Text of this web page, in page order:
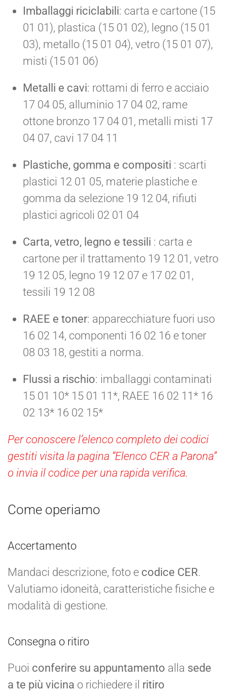
Imballaggi riciclabili: carta e cartone (15
01 01), plastica (15 01 02), legno (15 01
03), metallo (15 01 04), vetro (15 01 07),
misti (15 01 06)
Metalli e cavi: rottami di ferro e acciaio
17 04 05, alluminio 17 04 02, rame
ottone bronzo 17 04 01, metalli misti 17
04 07, cavi 17 04 11
Plastiche, gomma e compositi : scarti
plastici 12 01 05, materie plastiche e
gomma da selezione 19 12 04, rifiuti
plastici agricoli 02 01 04
Carta, vetro, legno e tessili : carta e
cartone per il trattamento 19 12 01, vetro
19 12 05, legno 19 12 07 e 17 02 01,
tessili 19 12 08
RAEE e toner: apparecchiature fuori uso
16 02 14, componenti 16 02 16 e toner
08 03 18, gestiti a norma.
Flussi a rischio: imballaggi contaminati
15 01 10* 15 01 11*, RAEE 16 02 11* 16
02 13* 16 02 15*
Per conoscere l’elenco completo dei codici
gestiti visita la pagina “Elenco CER a Parona”
o invia il codice per una rapida verifica.
Come operiamo
Accertamento
Mandaci descrizione, foto e codice CER.
Valutiamo idoneità, caratteristiche fisiche e
modalità di gestione.
Consegna o ritiro
Puoi conferire su appuntamento alla sede
a te più vicina o richiedere il ritiro